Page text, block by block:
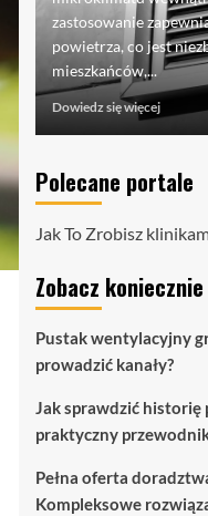
zastosowanie
powietrza, co jest
mieszkańców,...
Dowiedz się więcejDowiedz
Pustak
kanały?
Polecane portale
Jak To Zrobisz
Zobacz koniecznie
Pustak wentylacyjny
prowadzić kanały?
Jak sprawdzić historię
praktyczny
Pełna oferta
Kompleksowe